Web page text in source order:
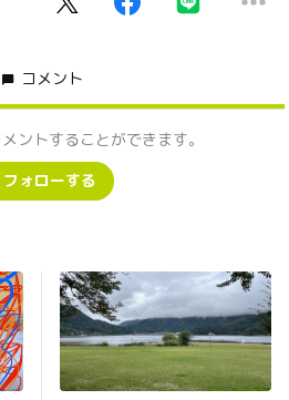
コメント
ントすることができます。
フォローする